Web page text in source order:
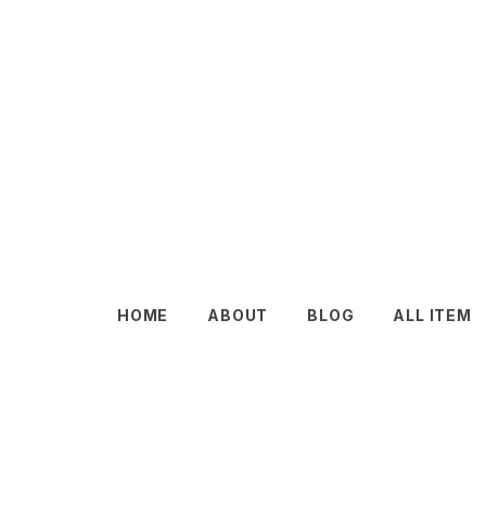
HOME ABOUT BLOG ALL ITEM